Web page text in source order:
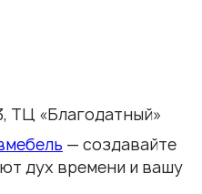
ТЦ «Благодатный»
— создавайте
дух времени и вашу